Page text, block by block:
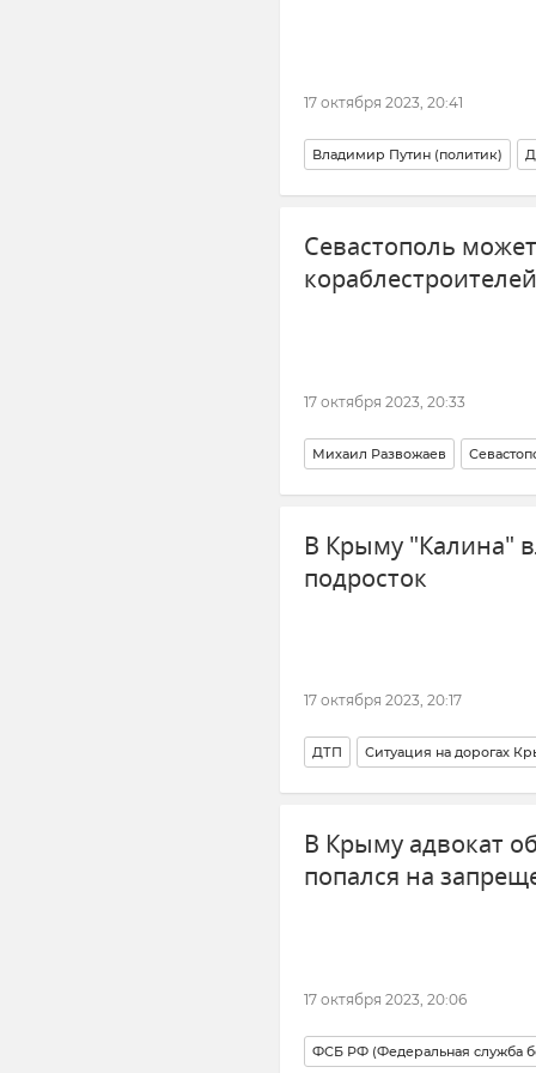
17 октября 2023, 20:41
Владимир Путин (политик)
Политика Новости
Севастополь
17 октября 2023, 20:33
Михаил Развожаев
Высшее образование
В Крыму "Калина"
подросток
17 октября 2023, 20:17
ДТП Ситуация на дорогах
Кировский район Крыма
В Крыму адвокат
попался на
17 октября 2023, 20:06
ФСБ РФ (Федеральная служба